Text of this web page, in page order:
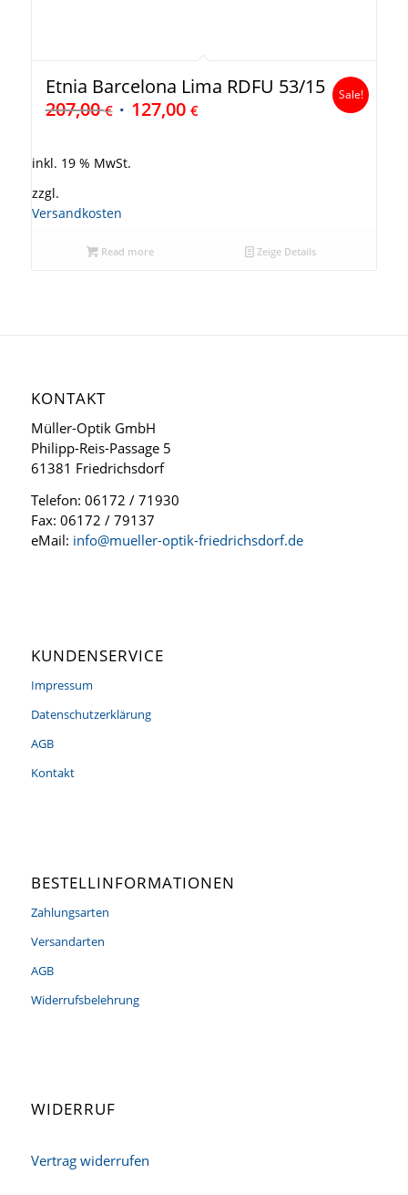
Etnia Barcelona Lima RDFU 53/15
207,00€ 127,00 €
Sale!
inkl. 19 % MwSt.
zzgl.
Versandkosten
Read more Zeige Details
KONTAKT
Müller-Optik GmbH
Philipp-Reis-Passage 5
61381 Friedrichsdorf
Telefon: 06172 / 71930
Fax: 06172 / 79137
eMail: info@mueller-optik-friedrichsdorf.de
KUNDENSERVICE
Impressum
Datenschutzerklärung
AGB
Kontakt
BESTELLINFORMATIONEN
Zahlungsarten
Versandarten
AGB
Widerrufsbelehrung
WIDERRUF
Vertrag widerrufen